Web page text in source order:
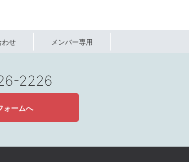
わせ メンバー専用
2226
ォームへ